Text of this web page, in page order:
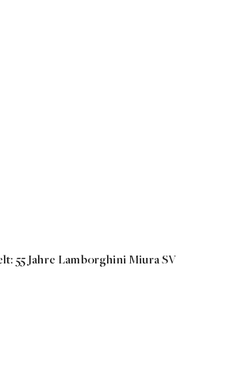
55 Jahre Lamborghini Miura SV